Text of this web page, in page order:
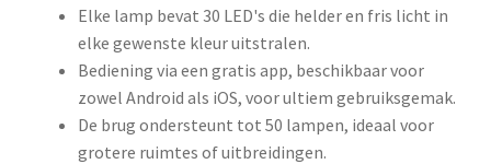
Elke lamp bevat 30 LED's die helder en fris licht in
elke gewenste kleur uitstralen.
Bediening via een gratis app, beschikbaar voor
zowel Android als iOS, voor ultiem gebruiksgemak.
De brug ondersteunt tot 50 lampen, ideaal voor
grotere ruimtes of uitbreidingen.